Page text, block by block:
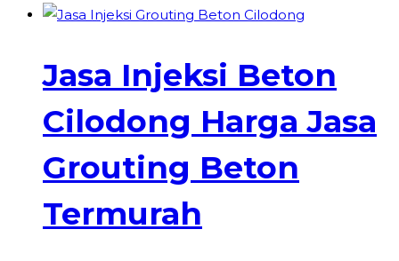
Jasa Injeksi Beton
Cilodong Harga Jasa
Grouting Beton
Termurah